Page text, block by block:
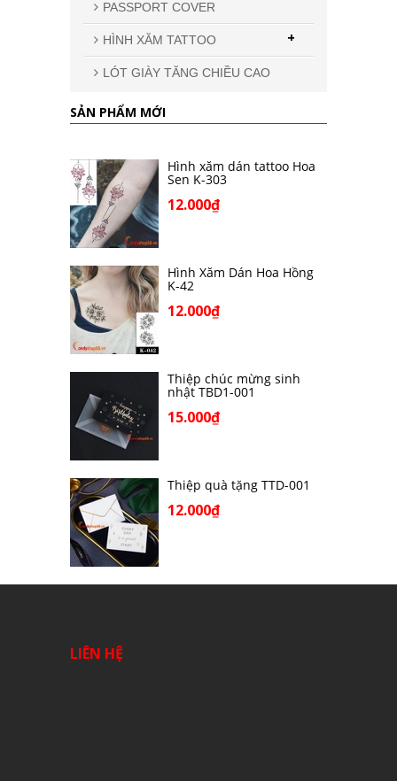
PASSPORT COVER
HÌNH XĂM TATTOO +
LÓT GIÀY TĂNG CHIỀU CAO
SẢN PHẨM MỚI
Hình xăm dán tattoo Hoa
Sen K-303
12.000₫
Hình Xăm Dán Hoa Hồng
K-42
12.000₫
Thiệp chúc mừng sinh
nhật TBD1-001
15.000₫
Thiệp quà tặng TTD-001
12.000₫
LIÊN HỆ